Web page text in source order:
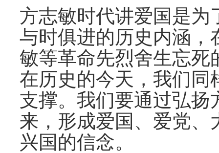
方志敏时代讲爱国是为
与时俱进的历史内涵，
敏等革命先烈舍生忘死
在历史的今天，我们同
支撑。我们要通过弘扬
来，形成爱国、爱党、
兴国的信念。